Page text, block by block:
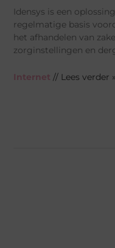
Idensys is een
regelmatige basis
het afhandelen van
zorginstellingen en
Internet // Lees verder »